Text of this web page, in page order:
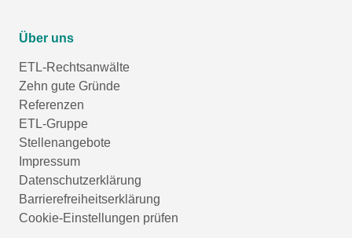
Über uns
ETL-Rechtsanwälte
Zehn gute Gründe
Referenzen
ETL-Gruppe
Stellenangebote
Impressum
Datenschutzerklärung
Barrierefreiheitserklärung
Cookie-Einstellungen prüfen